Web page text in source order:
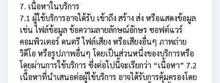
7. เนื้อหาในบริการ
7.1 ผู้ใช้บริการอาจได้รับ เข้าถึง สร้าง ส่ง หรือแสดงข้อมูล
เช่น ไฟล์ข้อมูล ข้อความลายลักษณ์อักษร ซอฟต์แวร์
คอมพิวเตอร์ ดนตรี ไฟล์เสียง หรือเสียงอื่นๆ ภาพถ่าย
วิดีโอ หรือรูปภาพอื่นๆ โดยเป็นส่วนหนึ่งของบริการหรือ
โดยผ่านการใช้บริการ ซึ่งต่อไปนี้จะเรียกว่า “เนื้อหา” 7.2
เนื้อหาที่นำเสนอต่อผู้ใช้บริการ อาจได้รับการคุ้มครองโดย